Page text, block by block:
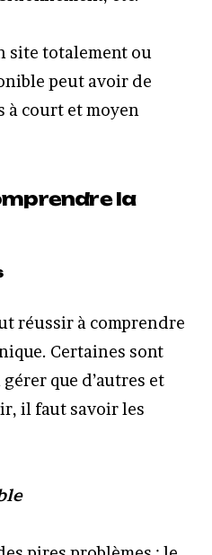
site totalement ou
peut avoir de
à court et moyen
la
réussir à comprendre
Certaines sont
que d’autres et
il faut savoir les